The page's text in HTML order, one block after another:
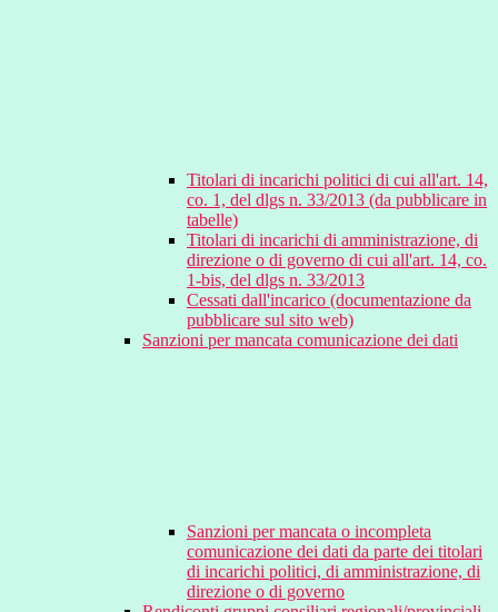
Titolari di incarichi politici di cui all'art. 14,
co. 1, del dlgs n. 33/2013 (da pubblicare in
tabelle)
Titolari di incarichi di amministrazione, di
direzione o di governo di cui all'art. 14, co.
1-bis, del dlgs n. 33/2013
Cessati dall'incarico (documentazione da
pubblicare sul sito web)
Sanzioni per mancata comunicazione dei dati
Sanzioni per mancata o incompleta
comunicazione dei dati da parte dei titolari
di incarichi politici, di amministrazione, di
direzione o di governo